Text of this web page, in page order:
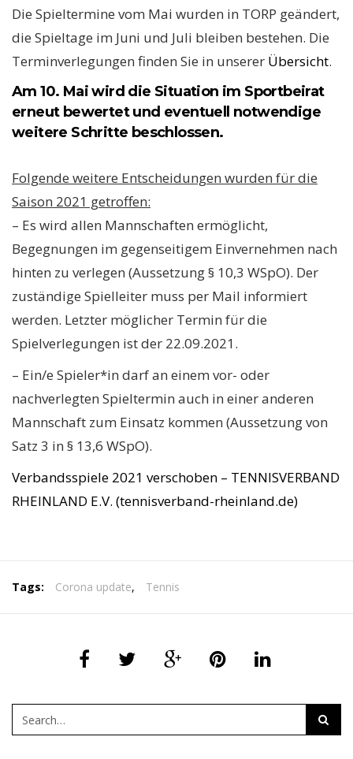
Die Spieltermine vom Mai wurden in TORP geändert,
die Spieltage im Juni und Juli bleiben bestehen. Die
Terminverlegungen finden Sie in unserer Übersicht.
Am 10. Mai wird die Situation im Sportbeirat
erneut bewertet und eventuell notwendige
weitere Schritte beschlossen.
Folgende weitere Entscheidungen wurden für die
Saison 2021 getroffen:
– Es wird allen Mannschaften ermöglicht,
Begegnungen im gegenseitigem Einvernehmen nach
hinten zu verlegen (Aussetzung § 10,3 WSpO). Der
zuständige Spielleiter muss per Mail informiert
werden. Letzter möglicher Termin für die
Spielverlegungen ist der 22.09.2021.
– Ein/e Spieler*in darf an einem vor- oder
nachverlegten Spieltermin auch in einer anderen
Mannschaft zum Einsatz kommen (Aussetzung von
Satz 3 in § 13,6 WSpO).
Verbandsspiele 2021 verschoben – TENNISVERBAND
RHEINLAND E.V. (tennisverband-rheinland.de)
Tags: Corona update, Tennis